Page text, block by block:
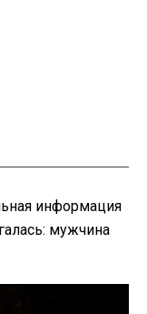
информация
мужчина